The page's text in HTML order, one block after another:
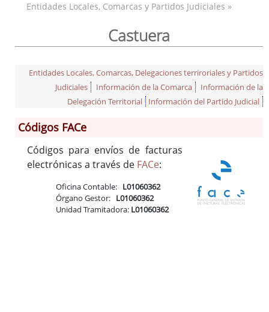
Información General
Historia
Monumentos
Gastronomía
Entidades Locales, Comarcas y Partidos Judiciales »
Castuera
Entidades Locales, Comarcas, Delegaciones terriroriales y Partidos
Judiciales
Información de la Comarca
Información de la
Delegación Territorial
Información del Partido Judicial
Códigos FACe
Códigos para envíos de facturas
electrónicas a través de FACe:
Oficina Contable: L01060362
Órgano Gestor: L01060362
Unidad Tramitadora: L01060362